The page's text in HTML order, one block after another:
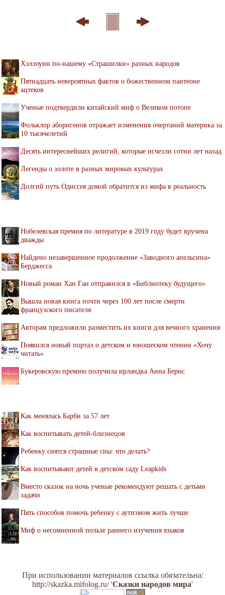
Хэллоуин по-нашему «Страшилки» разных народов
Пятнадцать невероятных фактов о божественном пантеоне
ацтеков
Ученые подтвердили китайский миф о Великом потопе
Фольклор аборигенов отражает изменения очертаний материка за
10 тысячелетий
Десять интереснейших религий, которые исчезли сотни лет назад
Легенды о золоте в разных мировых культурах
Долгий путь Одиссея домой обратится из мифа в реальность
Нобелевская премия по литературе в 2019 году будет вручена
дважды
Найдено незавершенное продолжение «Заводного апельсина»
Берджесса
Новый роман Хан Ган отправился в «Библиотеку будущего»
Вышла новая книга почти через 100 лет после смерти
французского писателя
Авторам предложили разместить их книги для вечного хранения
Появился новый портал о детском и юношеском чтении «Хочу
читать»
Букеровскую премию получила ирландка Анна Бернс
Как менялась Барби за 57 лет
Как воспитывать детей-близнецов
Ребенку снятся страшные сны: что делать?
Как воспитывают детей в детском саду Leapkids
Вместо сказок на ночь ученые рекомендуют решать с детьми
задачи
Пять способов помочь ребенку с аутизмом жить лучше
Миф о несомненной пользе раннего изучения языков
При использовании материалов ссылка обязательна:
http://skazka.mifolog.ru/ 'Сказки народов мира'